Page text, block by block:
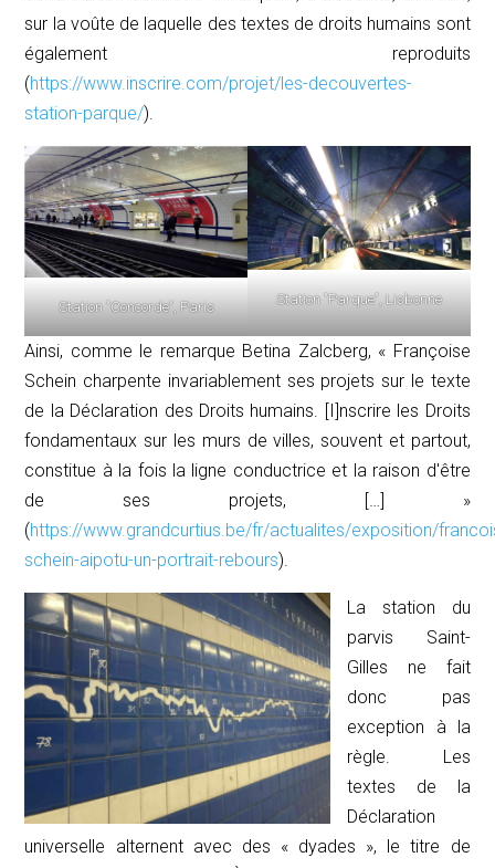
sur la voûte de laquelle des textes de droits humains sont
également reproduits
(https://www.inscrire.com/projet/les-decouvertes-
station-parque/).
Station "Concorde", Paris
Station "Parque", Lisbonne
Ainsi, comme le remarque Betina Zalcberg, « Françoise
Schein charpente invariablement ses projets sur le texte
de la Déclaration des Droits humains. [I]nscrire les Droits
fondamentaux sur les murs de villes, souvent et partout,
constitue à la fois la ligne conductrice et la raison d'être
de ses projets, […] »
(https://www.grandcurtius.be/fr/actualites/exposition/
schein-aipotu-un-portrait-rebours).
La station du
parvis Saint-
Gilles ne fait
donc pas
exception à la
règle. Les
textes de la
Déclaration
universelle alternent avec des « dyades », le titre de